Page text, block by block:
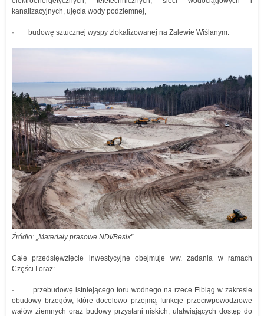
kanalizacyjnych, ujęcia wody podziemnej,
· budowę sztucznej wyspy zlokalizowanej na Zalewie Wiślanym.
Źródło: „Materiały prasowe NDI/Besix”
Całe przedsięwzięcie inwestycyjne obejmuje ww. zadania w ramach
Części I oraz:
· przebudowę istniejącego toru wodnego na rzece Elbląg w zakresie
obudowy brzegów, które docelowo przejmą funkcje przeciwpowodziowe
wałów ziemnych oraz budowy przystani niskich, ułatwiających dostęp do